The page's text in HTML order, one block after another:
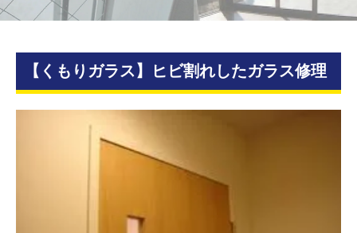
【くもりガラス】ヒビ割れしたガラス修理